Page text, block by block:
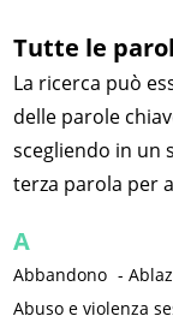
Tutte le
La ricerca può
delle parole
scegliendo in un
terza parola per
A
Abbandono -
Abuso e violenza